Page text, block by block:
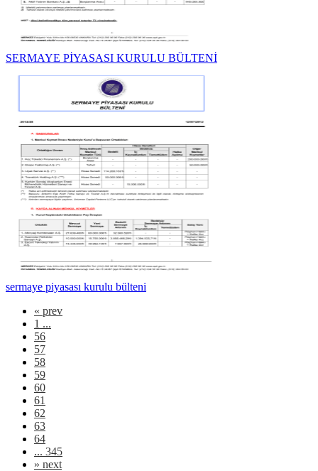
SERMAYE PİYASASI KURULU BÜLTENİ
sermaye piyasası kurulu bülteni
« prev
1 ...
56
57
58
59
60
61
62
63
64
... 345
» next